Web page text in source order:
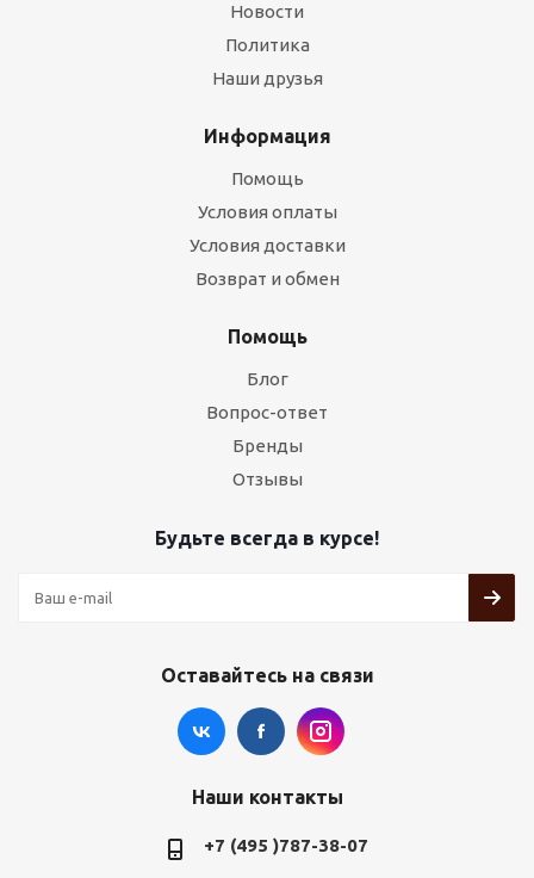
Новости
Политика
Наши друзья
Информация
Помощь
Условия оплаты
Условия доставки
Возврат и обмен
Помощь
Блог
Вопрос-ответ
Бренды
Отзывы
Будьте всегда в курсе!
Оставайтесь на связи
Наши контакты
+7 (495 )787-38-07